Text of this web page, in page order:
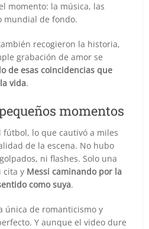
momento: la música, las
mundial de fondo.
recogieron la historia,
grabación de amor se
de esas coincidencias que
vida.
momentos
fútbol, lo que cautivó a miles
de la escena. No hubo
ni flashes. Solo una
cita y Messi caminando por la
como suya.
única de romanticismo y
Y aunque el video dure